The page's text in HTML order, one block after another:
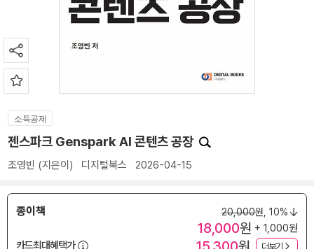
소득공제
젠스파크 Genspark AI 콘텐츠 공장
조영빈 (지은이) 디지털북스 2026-04-15
종이책 20,000원, 10%
18,000원 + 1,000원
카드최대혜택가
더보기